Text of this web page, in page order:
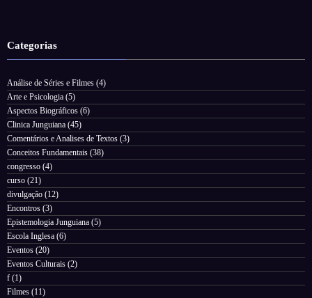
Categorias
Análise de Séries e Filmes (4)
Arte e Psicologia (5)
Aspectos Biográficos (6)
Clinica Junguiana (45)
Comentários e Analises de Textos (3)
Conceitos Fundamentais (38)
congresso (4)
curso (21)
divulgação (12)
Encontros (3)
Epistemologia Junguiana (5)
Escola Inglesa (6)
Eventos (20)
Eventos Culturais (2)
f (1)
Filmes (11)